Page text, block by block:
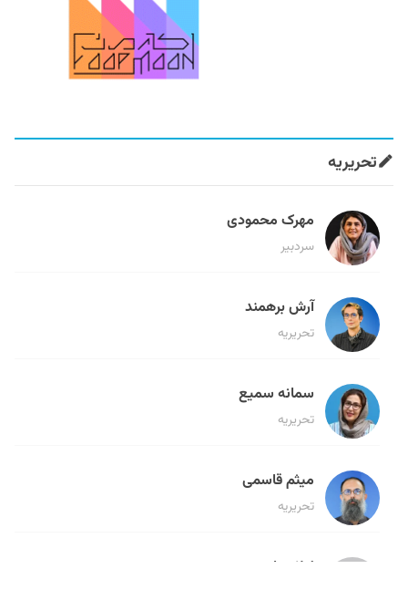
تحریریه
مهرک محمودی
سردبیر
آرش برهمند
تحریریه
سمانه سمیع
تحریریه
میثم قاسمی
تحریریه
لیلا حنارود